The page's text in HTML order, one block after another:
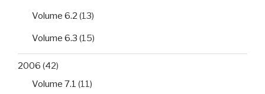
Volume 6.2 (13)
Volume 6.3 (15)
2006 (42)
Volume 7.1 (11)